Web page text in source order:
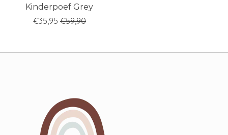
Kinderpoef Grey
€35,95 €59,90